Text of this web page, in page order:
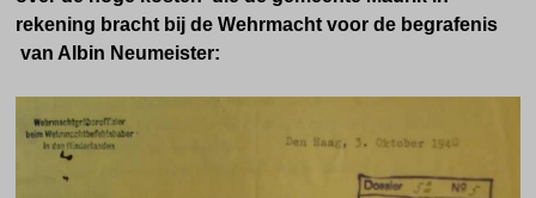
rekening bracht bij de Wehrmacht voor de begrafenis
van Albin Neumeister: